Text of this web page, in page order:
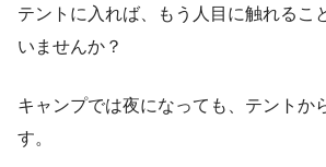
テントに入れば、もう人目に触れるこ
いませんか？
キャンプでは夜になっても、テントか
す。